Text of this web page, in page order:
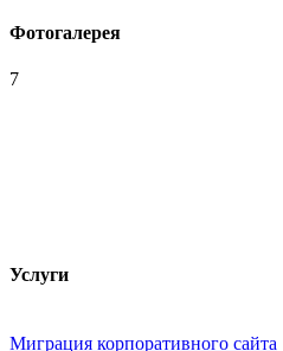
Фотогалерея
7
Услуги
Миграция корпоративного сайта